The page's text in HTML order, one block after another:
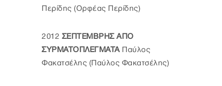
Περίδης (Ορφέας Περίδης)
2012 ΣΕΠΤΕΜΒΡΗΣ ΑΠΟ
ΣΥΡΜΑΤΟΠΛΕΓΜΑΤΑ Παύλος
Φακατσέλης (Παύλος Φακατσέλης)